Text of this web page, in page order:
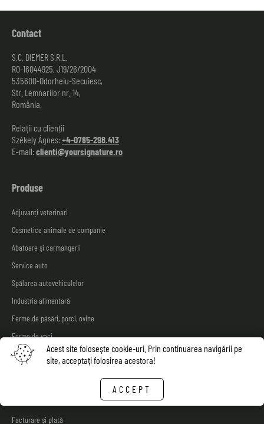
Produse
Adjuvanți veterinari
Cosmetice animale de companie
Abatoare și carmangerii
Service auto
Spălarea autovehiculelor
Industria alimentară
Ferme de păsări, porci, ovine
Ferme de vaci
Shop
Facturare și plată
Contact
S.C. DIEMER S.R.L.
RO-16044925, J19/26/2004
535600-Odorheiu-Secuiesc,
Str. Lemnarilor nr. 14,
România.
Relații cu clienții
Székely Ágnes:+4-0785-298.413
E-mail:clienti@yoursignature.ro
Acest site foloseşte cookie-uri. Prin continuarea navigării pe
site, acceptaţi folosirea acestora!
ACCEPT